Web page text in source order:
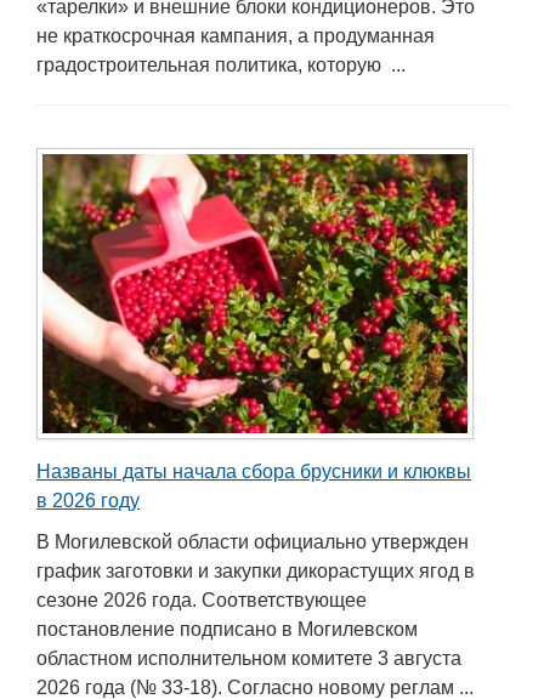
«тарелки» и внешние блоки кондиционеров. Это
не краткосрочная кампания, а продуманная
градостроительная политика, которую ...
Названы даты начала сбора брусники и клюквы
в 2026 году
В Могилевской области официально утвержден
график заготовки и закупки дикорастущих ягод в
сезоне 2026 года. Соответствующее
постановление подписано в Могилевском
областном исполнительном комитете 3 августа
2026 года (№ 33-18). Согласно новому реглам ...